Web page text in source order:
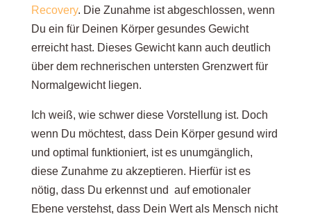
Recovery. Die Zunahme ist abgeschlossen, wenn
Du ein für Deinen Körper gesundes Gewicht
erreicht hast. Dieses Gewicht kann auch deutlich
über dem rechnerischen untersten Grenzwert für
Normalgewicht liegen.
Ich weiß, wie schwer diese Vorstellung ist. Doch
wenn Du möchtest, dass Dein Körper gesund wird
und optimal funktioniert, ist es unumgänglich,
diese Zunahme zu akzeptieren. Hierfür ist es
nötig, dass Du erkennst und auf emotionaler
Ebene verstehst, dass Dein Wert als Mensch nicht